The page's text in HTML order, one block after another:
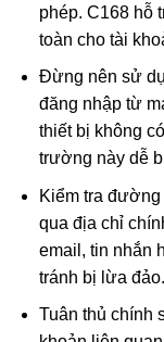
phép. C168 hỗ
toàn cho tài
Đừng nên sử
đăng nhập từ
thiết bị không
trường này dễ
Kiểm tra
qua địa chỉ
email, tin nhắn
tránh bị lừa đảo.
Tuân thủ chính